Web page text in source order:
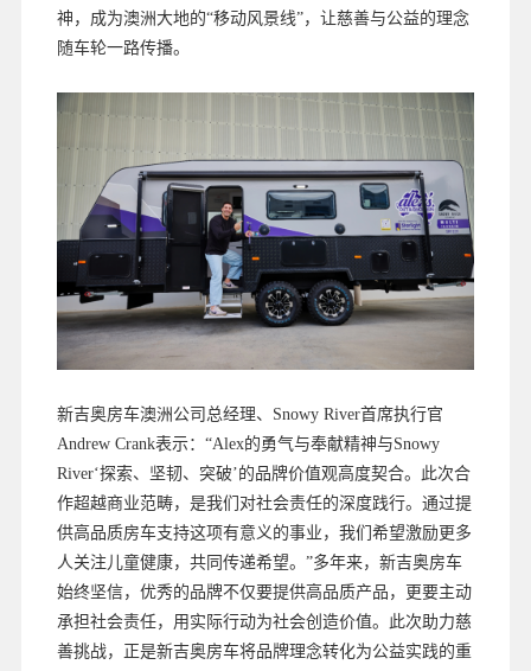
神，成为澳洲大地的“移动风景线”，让慈善与公益的理念
随车轮一路传播。
新吉奥房车澳洲公司总经理、Snowy River首席执行官
Andrew Crank表示：“Alex的勇气与奉献精神与Snowy
River‘探索、坚韧、突破’的品牌价值观高度契合。此次合
作超越商业范畴，是我们对社会责任的深度践行。通过提
供高品质房车支持这项有意义的事业，我们希望激励更多
人关注儿童健康，共同传递希望。”多年来，新吉奥房车
始终坚信，优秀的品牌不仅要提供高品质产品，更要主动
承担社会责任，用实际行动为社会创造价值。此次助力慈
善挑战，正是新吉奥房车将品牌理念转化为公益实践的重